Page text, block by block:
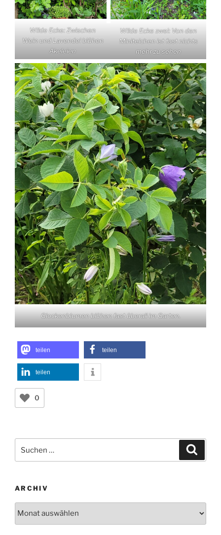
Wilde Ecke: Zwischen
Wein und Lavendel blühen
Akeleien
Wilde Ecke zwei: Von den
Miniteichen ist fast nichts
mehr zu sehen
Glockenblumen blühen fast überall im Garten.
teilen teilen
teilen
0
nach:
ARCHIV